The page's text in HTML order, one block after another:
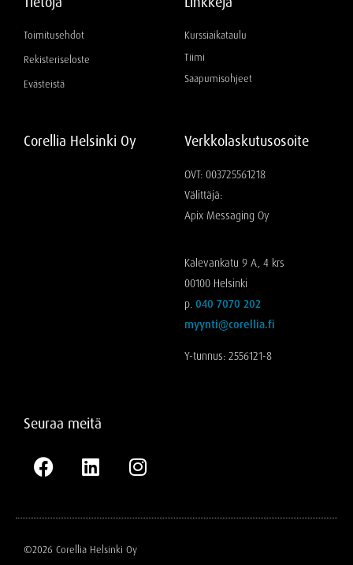
Toimitusehdot
Rekisteriseloste
Evästeistä
Kurssiaikataulu
Tiimi
Saapumisohjeet
Corellia Helsinki Oy Verkkolaskutusosoite
OVT: 003725561218
Välittäjä:
Apix Messaging Oy
Kalevankatu 9 A, 4 krs
00100 Helsinki
p. 040 7070 202
myynti@corellia.fi
Y-tunnus: 2556121-8
Seuraa meitä
©2026 Corellia Helsinki Oy